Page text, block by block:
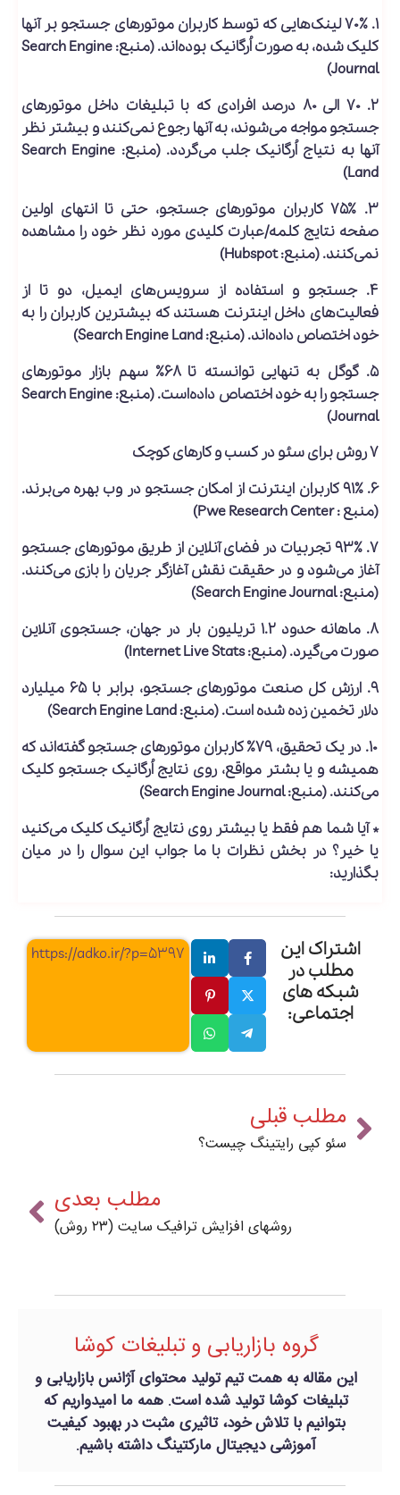
۱. ۷۰٪ لینک‌هایی که توسط کاربران موتورهای جستجو بر آنها
کلیک شده، به صورتاُرگانیک
بوده‌اند. (منبع: Search Engine
Journal)
۲. ۷۰ الی ۸۰ درصد افرادی که با
تبلیغات داخل موتورهای
جستجومواجه می‌شوند، به آنها رجوع نمی‌کنند و بیشتر نظر
آنها به نتیاج اُرگانیک جلب می‌گردد. (منبع: Search Engine
Land)
۳. ۷۵٪ کاربران موتورهای جستجو، حتی تا
انتهای اولین
صفحه نتایج کلمه/عبارت کلیدی مورد نظر خود را مشاهده
نمی‌کنند. (منبع: Hubspot)
۴.
جستجو و استفاده از سرویس‌های ایمیل، دو تا از
فعالیت‌های داخل اینترنت هستند که بیشترین کاربران را به
خود اختصاص داده‌اند. (منبع: Search Engine Land)
۵. گوگل به تنهایی توانسته تا ۶۸٪
سهم بازار موتورهای
جستجو
را به خود اختصاص داده‌است. (منبع: Search Engine
Journal)
۷ روش برای سئو در کسب و کارهای کوچک
۶. ۹۱٪ کاربران اینترنت از امکان
جستجو در وب بهره می‌برند.
(منبع : Pwe Research Center)
۷. ۹۳٪
تجربیات در فضای آنلاین از طریق موتورهای جستجو
آغاز می‌شود و در حقیقت نقش آغازگر جریان را بازی می‌کنند.
(منبع: Search Engine Journal)
۸. ماهانه حدود ۱.۲ تریلیون بار در جهان،
جستجوی آنلاین
صورت می‌گیرد. (منبع: Internet Live Stats)
۹. ارزش کل
صنعت موتورهای جستجو،
برابر با ۶۵ میلیارد
دلار تخمین زده شده است. (منبع: Search Engine Land)
۱۰. در یک تحقیق، ۷۹٪ کاربران موتورهای جستجو گفته‌اند که
همیشه و یا بشتر مواقع، روی نتایج اُرگانیک جستجو کلیک
می‌کنند. (منبع: Search Engine Journal)
* آیا شما هم فقط یا بیشتر روی نتایج اُرگانیک کلیک می‌کنید
یا خیر؟ در بخش نظرات با ما جواب این سوال را در میان
بگذارید:
اشتراک این
مطلب در
شبکه های
اجتماعی:
https://adko.ir/?p=5397
مطلب قبلی
سئو کپی رایتینگ چیست؟
مطلب بعدی
روشهای افزایش ترافیک سایت (۲۳ روش)
گروه بازاریابی و تبلیغات کوشا
این مقاله به همت تیم تولید محتوای آژانس بازاریابی و
تبلیغات کوشا تولید شده است. همه ما امیدواریم که
بتوانیم با تلاش خود، تاثیری مثبت در بهبود کیفیت
آموزشی دیجیتال مارکتینگ داشته باشیم.